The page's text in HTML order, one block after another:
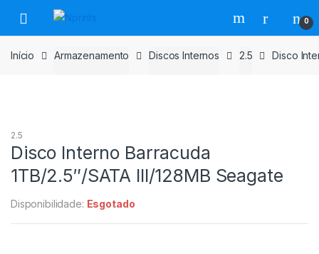
para
navegação
para
o
conteúdo
0
Início Armazenamento Discos Internos 2.5 Disco
2.5
Disco Interno Barracuda
1TB/2.5″/SATA III/128MB Seagate
Disponibilidade: Esgotado